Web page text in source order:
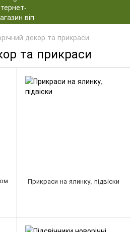
декор та прикраси
та прикраси
Прикраси на ялинку, підвіски